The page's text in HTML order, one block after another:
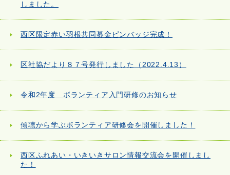
しました。
西区限定赤い羽根共同募金ピンバッジ完成！
区社協だより８７号発行しました（2022.4.13）
令和2年度 ボランティア入門研修のお知らせ
傾聴から学ぶボランティア研修会を開催しました！
西区ふれあい・いきいきサロン情報交流会を開催しまし
た！